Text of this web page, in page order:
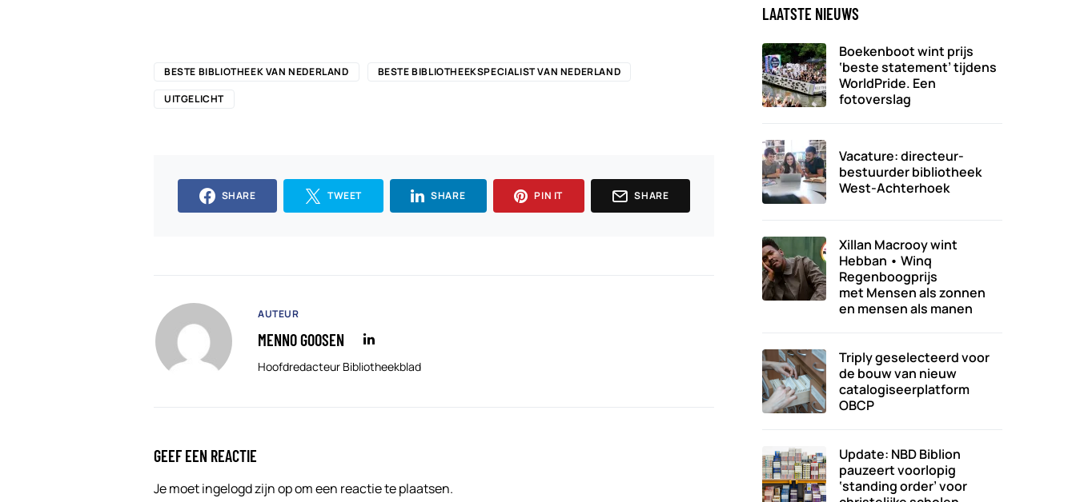
BESTE BIBLIOTHEEK VAN NEDERLAND
BESTE BIBLIOTHEEKSPECIALIST VAN NEDERLAND
UITGELICHT
SHARE TWEET SHARE PIN IT SHARE
AUTEUR
MENNO GOOSEN
Hoofdredacteur Bibliotheekblad
GEEF EEN REACTIE
Je moetingelogd zijn opom een reactie te plaatsen.
LAATSTE NIEUWS
Boekenboot wint prijs
‘beste statement’ tijdens
WorldPride. Een
fotoverslag
Vacature: directeur-
bestuurder bibliotheek
West-Achterhoek
Xillan Macrooy wint
Hebban • Winq
Regenboogprijs
met Mensen als zonnen
en mensen als manen
Triply geselecteerd voor
de bouw van nieuw
catalogiseerplatform
OBCP
Update: NBD Biblion
pauzeert voorlopig
‘standing order’ voor